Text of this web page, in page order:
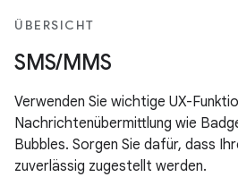
ÜBERSICHT
SMS/MMS
Verwenden Sie wichtige UX-
Nachrichtenübermittlung wie
Bubbles. Sorgen Sie dafür, dass
zuverlässig zugestellt werden.